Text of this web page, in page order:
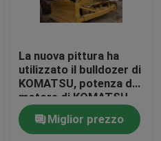
La nuova pittura ha
utilizzato il bulldozer di
KOMATSU, potenza del
motore di KOMATSU
D85A-21 228hp del
bulldozerMiglior prezzo